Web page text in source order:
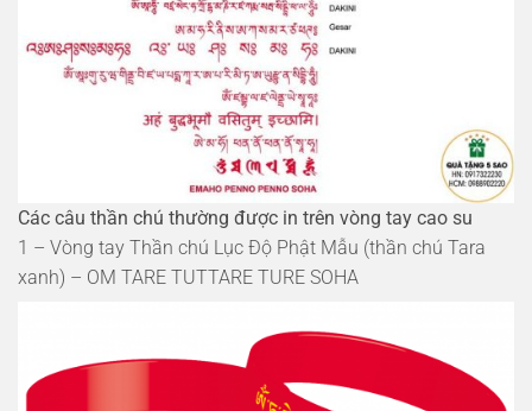
Các câu thần chú thường được in trên vòng tay cao su
1 – Vòng tay Thần chú Lục Độ Phật Mẫu (thần chú Tara
xanh) – OM TARE TUTTARE TURE SOHA